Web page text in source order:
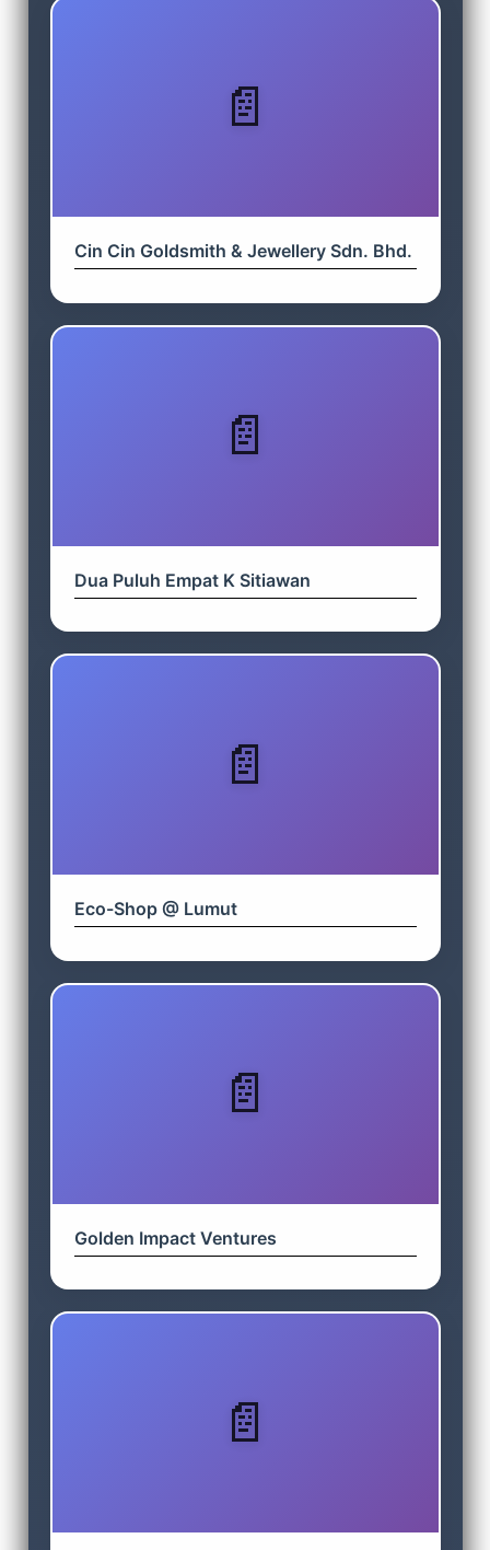
Cin Cin Goldsmith & Jewellery Sdn. Bhd.
Dua Puluh Empat K Sitiawan
Eco-Shop @ Lumut
Golden Impact Ventures